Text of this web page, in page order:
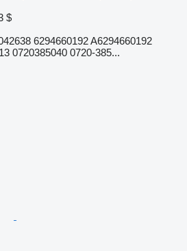
$
6294660192 A6294660192
0720385040 0720-385...